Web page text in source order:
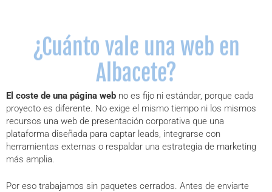
¿Cuánto vale una web en
Albacete?
El coste de una página web no es fijo ni estándar, porque cada
proyecto es diferente. No exige el mismo tiempo ni los mismos
recursos una web de presentación corporativa que una
plataforma diseñada para captar leads, integrarse con
herramientas externas o respaldar una estrategia de marketing
más amplia.
Por eso trabajamos sin paquetes cerrados. Antes de enviarte